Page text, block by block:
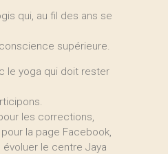
qui, au fil des ans se
supérieure.
le yoga qui doit rester
les corrections,
la page Facebook,
le centre Jaya